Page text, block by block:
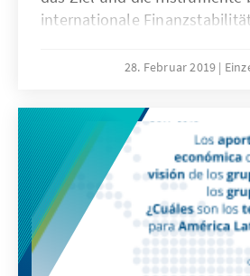
internationale
Multilateralismus suchte man
Karibik eine Region von
profitiert sie vom
Handel und Investitionen.
28. Februar 2019